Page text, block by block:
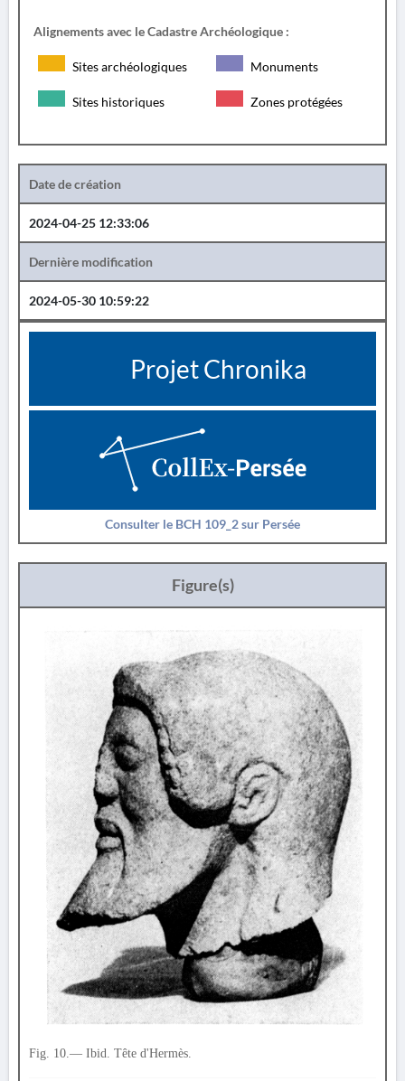
Alignements avec le Cadastre Archéologique :
Sites archéologiques Monuments
Sites historiques Zones protégées
Date de création
2024-04-25 12:33:06
Dernière modification
2024-05-30 10:59:22
Projet Chronika
Consulter le BCH 109_2 sur Persée
Figure(s)
Fig. 10.— Ibid. Tête d'Hermès.